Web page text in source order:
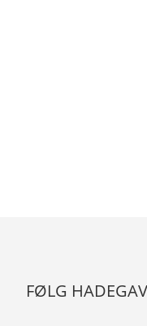
FØLG